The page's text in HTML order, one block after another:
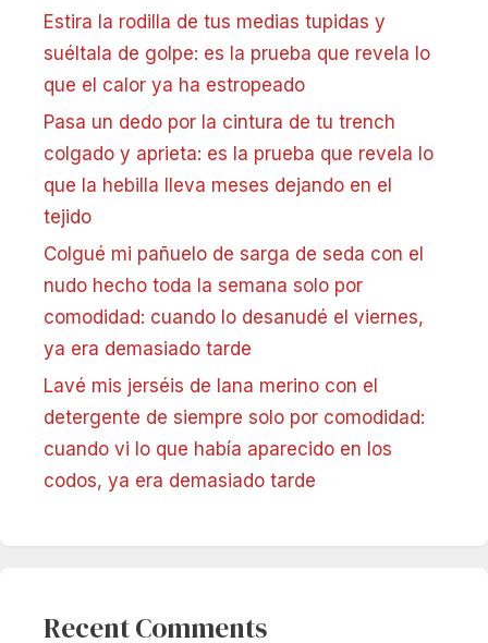
Estira la rodilla de tus medias tupidas y
suéltala de golpe: es la prueba que revela lo
que el calor ya ha estropeado
Pasa un dedo por la cintura de tu trench
colgado y aprieta: es la prueba que revela lo
que la hebilla lleva meses dejando en el
tejido
Colgué mi pañuelo de sarga de seda con el
nudo hecho toda la semana solo por
comodidad: cuando lo desanudé el viernes,
ya era demasiado tarde
Lavé mis jerséis de lana merino con el
detergente de siempre solo por comodidad:
cuando vi lo que había aparecido en los
codos, ya era demasiado tarde
Recent Comments